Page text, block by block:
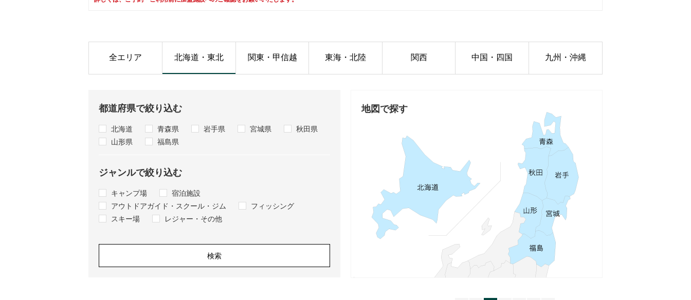
全エリア 北海道・東北 関東・甲信越 東海・北陸 関西 中国・四国 九州・沖縄
都道府県で絞り込む
北海道 青森県 岩手県 宮城県
秋田県
山形県
福島県
ジャンルで絞り込む
キャンプ場
宿泊施設
アウトドアガイド・スクール・ジム
フィッシング
スキー場
レジャー・その他
検索
地図で探す